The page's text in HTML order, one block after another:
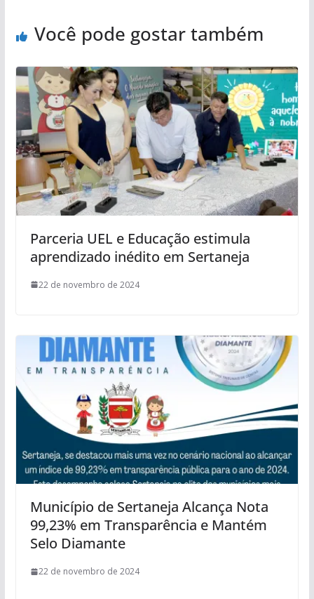
Você pode gostar também
Parceria UEL e Educação estimula
aprendizado inédito em Sertaneja
22 de novembro de 2024
Município de Sertaneja Alcança Nota
99,23% em Transparência e Mantém
Selo Diamante
22 de novembro de 2024